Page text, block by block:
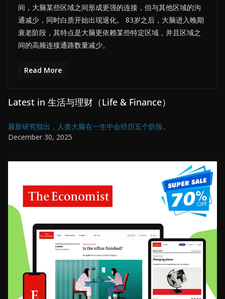
间，大脑某些区域之间形成更强的连接，但与其他区域的沟
通减少，同时白质开始出现退化。 83岁之后，大脑进入晚期
衰老阶段，其特点是大脑更依赖某些特定区域，并且区域之
间的高频连接通路数量减少。
Read More
Latest in 生活与理财（Life & Finance）
最新研究指出，人类大脑在一生中会经历五个阶段。
December 30, 2025